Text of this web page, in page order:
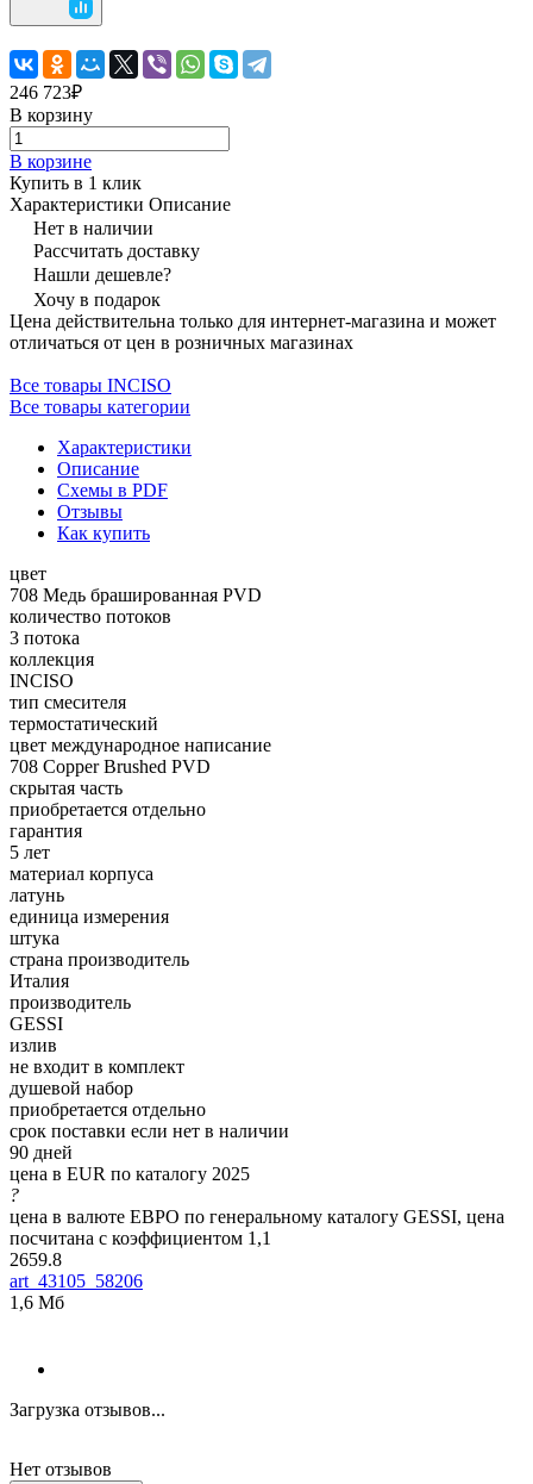
246 723₽
В корзину
В корзине
Купить в 1 клик
Характеристики Описание
Нет в наличии
Рассчитать доставку
Нашли дешевле?
Хочу в подарок
Цена действительна только для интернет-магазина и может
отличаться от цен в розничных магазинах
Все товары INCISO
Все товары категории
Характеристики
Описание
Схемы в PDF
Отзывы
Как купить
цвет
708 Медь брашированная PVD
количество потоков
3 потока
коллекция
INCISO
тип смесителя
термостатический
цвет международное написание
708 Copper Brushed PVD
скрытая часть
приобретается отдельно
гарантия
5 лет
материал корпуса
латунь
единица измерения
штука
страна производитель
Италия
производитель
GESSI
излив
не входит в комплект
душевой набор
приобретается отдельно
срок поставки если нет в наличии
90 дней
цена в EUR по каталогу 2025
?
цена в валюте ЕВРО по генеральному каталогу GESSI, цена
посчитана с коэффициентом 1,1
2659.8
art_43105_58206
1,6 Мб
Загрузка отзывов...
Нет отзывов